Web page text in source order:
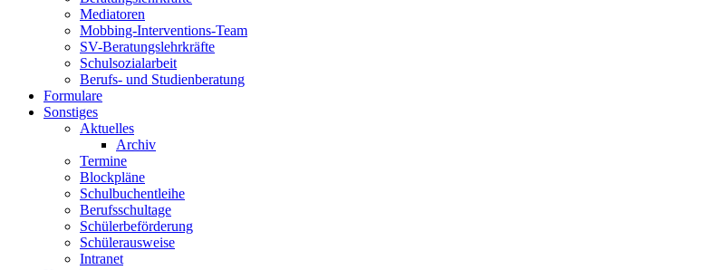
Mediatoren
Mobbing-Interventions-Team
SV-Beratungslehrkräfte
Schulsozialarbeit
Berufs- und Studienberatung
Formulare
Sonstiges
Aktuelles
Archiv
Termine
Blockpläne
Schulbuchentleihe
Berufsschultage
Schülerbeförderung
Schülerausweise
Intranet